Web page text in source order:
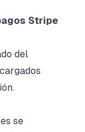
Stripe
del
se